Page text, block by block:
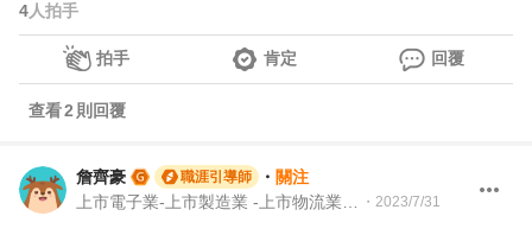
4人拍手
拍手 肯定 回覆
查看2 則回覆
詹齊豪 職涯引導師 ・ 關注
・ 2023/7/31